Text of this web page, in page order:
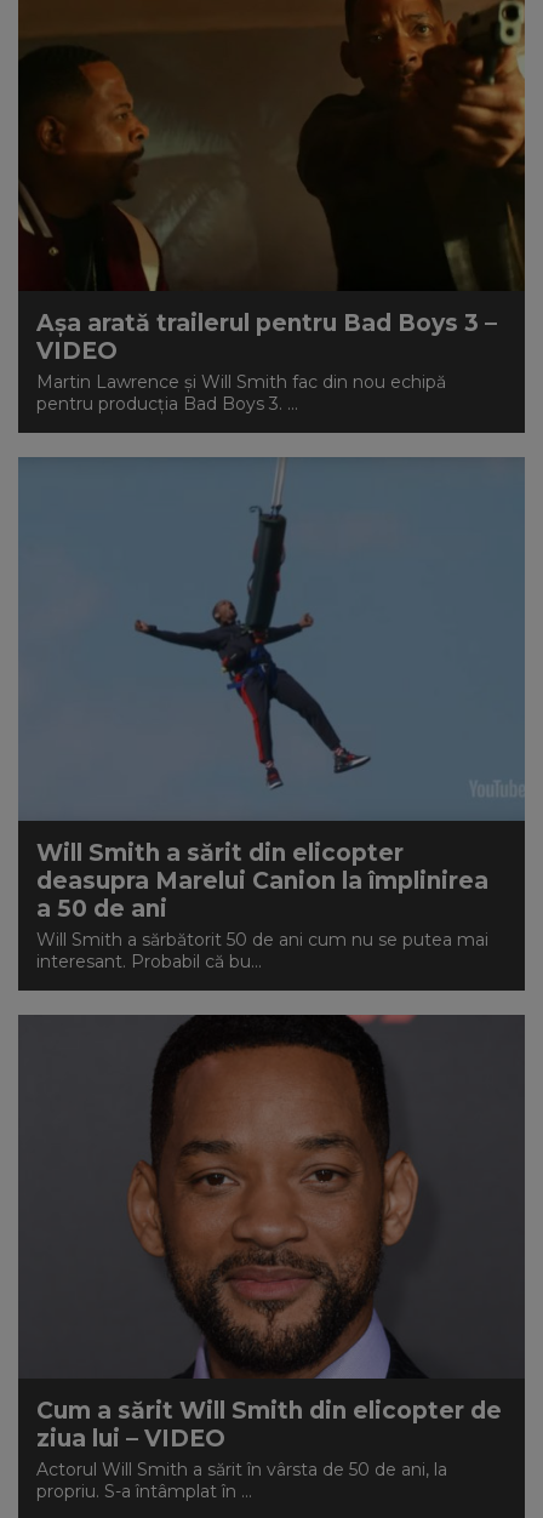
Așa arată trailerul pentru Bad Boys 3 –
VIDEO
Martin Lawrence și Will Smith fac din nou echipă
pentru producția Bad Boys 3. ...
Will Smith a sărit din elicopter
deasupra Marelui Canion la împlinirea
a 50 de ani
Will Smith a sărbătorit 50 de ani cum nu se putea mai
interesant. Probabil că bu...
Cum a sărit Will Smith din elicopter de
ziua lui – VIDEO
Actorul Will Smith a sărit în vârsta de 50 de ani, la
propriu. S-a întâmplat în ...